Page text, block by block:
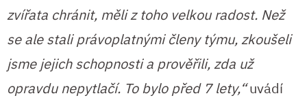
zvířata chránit, měli z toho velkou radost. Než
se ale stali právoplatnými členy týmu, zkoušeli
jsme jejich schopnosti a prověřili, zda už
opravdu nepytlačí. To bylo před 7 lety,“uvádí